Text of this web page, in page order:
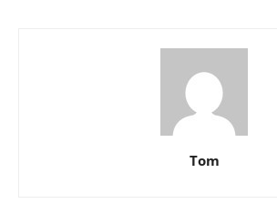
Tom